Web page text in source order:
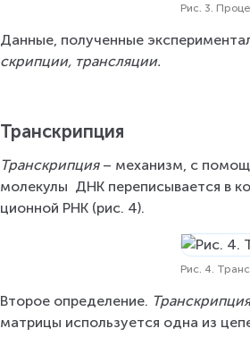
Рис. 3.
Дан­ные, по­лу­чен­ные
скрип­ции, транс­ля­ции.
Тран­скрип­ци­я
Транскрипция – ме­ха­низм, с
молекулы  ДНК пе­ре­пи­сы­ва­ет­ся в
ци­он­ной РНК (рис. 4).
Рис. 4.
Второе определение.
мат­ри­цы ис­поль­зу­ет­ся одна из